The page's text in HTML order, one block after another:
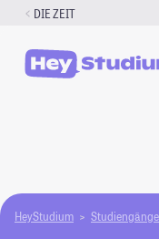
Zum
springen
DIE ZEIT
HeyStudium Studiengänge